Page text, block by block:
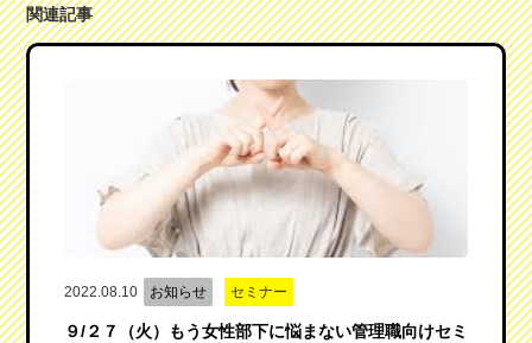
関連記事
2022.08.10 お知らせ セミナー
９/２７（火）もう女性部下に悩まない管理職向けセミ